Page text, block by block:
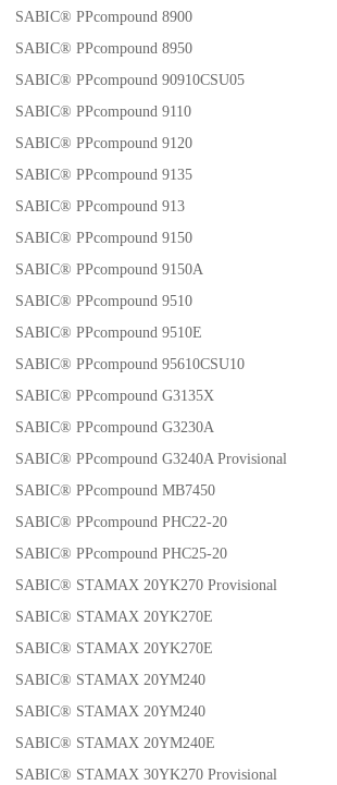
SABIC® PPcompound 8900
SABIC® PPcompound 8950
SABIC® PPcompound 90910CSU05
SABIC® PPcompound 9110
SABIC® PPcompound 9120
SABIC® PPcompound 9135
SABIC® PPcompound 913
SABIC® PPcompound 9150
SABIC® PPcompound 9150A
SABIC® PPcompound 9510
SABIC® PPcompound 9510E
SABIC® PPcompound 95610CSU10
SABIC® PPcompound G3135X
SABIC® PPcompound G3230A
SABIC® PPcompound G3240A Provisional
SABIC® PPcompound MB7450
SABIC® PPcompound PHC22-20
SABIC® PPcompound PHC25-20
SABIC® STAMAX 20YK270 Provisional
SABIC® STAMAX 20YK270E
SABIC® STAMAX 20YK270E
SABIC® STAMAX 20YM240
SABIC® STAMAX 20YM240
SABIC® STAMAX 20YM240E
SABIC® STAMAX 30YK270 Provisional